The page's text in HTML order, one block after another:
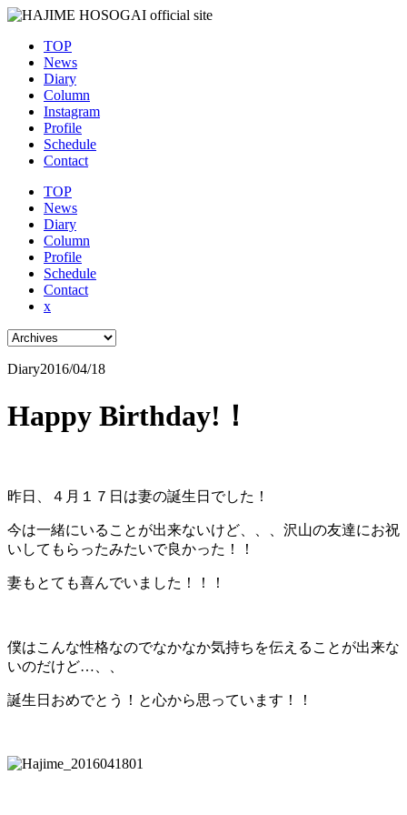
TOP
News
Diary
Column
Instagram
Profile
Schedule
Contact
TOP
News
Diary
Column
Profile
Schedule
Contact
x
Diary2016/04/18
Happy Birthday!！
昨日、４月１７日は妻の誕生日でした！
今は一緒にいることが出来ないけど、、、沢山の友達にお祝
いしてもらったみたいで良かった！！
妻もとても喜んでいました！！！
僕はこんな性格なのでなかなか気持ちを伝えることが出来な
いのだけど…、、
誕生日おめでとう！と心から思っています！！